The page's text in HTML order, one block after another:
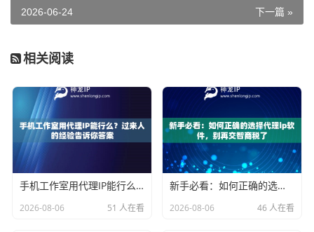
下一篇 »
2026-06-24
相关阅读
手机工作室用代理IP能行么？过来人的经验告诉你答案
2026-08-06 51 人在看
新手必看：如何正确的选择代理ip软件，别再交智商税了
2026-08-06 46 人在看